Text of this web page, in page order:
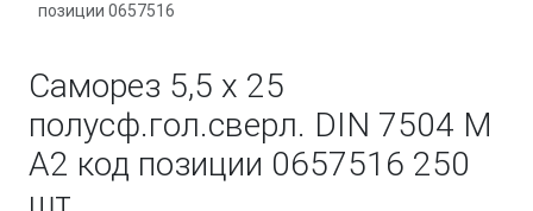
позиции 0657516
Саморез 5,5 х 25
полусф.гол.сверл. DIN 7504 M
A2 код позиции 0657516 250